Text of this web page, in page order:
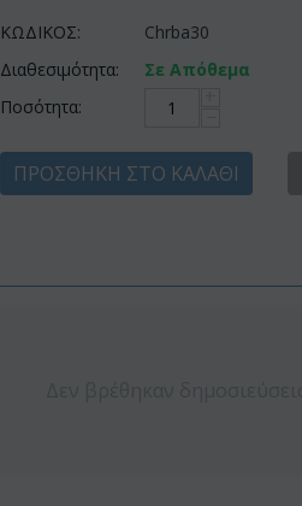
ΚΩΔΙΚΟΣ:
Chrba30
Διαθεσιμότητα:
Σε Απόθεμα
Ποσότητα:
ΠΡΟΣΘΉΚΗ ΣΤΟ ΚΑΛΆΘΙ